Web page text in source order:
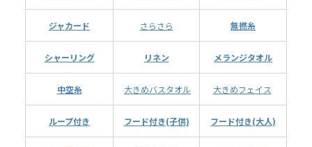
ジャカード さらさら 無撚糸
シャーリング リネン メランジタオル
中空糸 大きめバスタオル 大きめフェイス
ループ付き フード付き(子供) フード付き(大人)